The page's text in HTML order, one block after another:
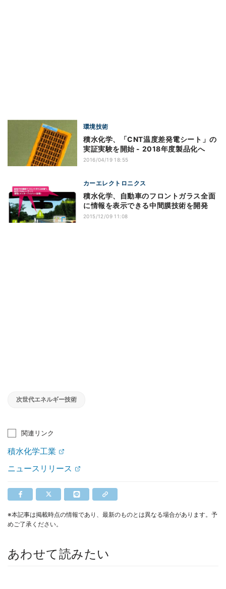
環境技術
積水化学、「CNT温度差発電シート」の
実証実験を開始 - 2018年度製品化へ
2016/04/19 18:55
カーエレクトロニクス
積水化学、自動車のフロントガラス全面
に情報を表示できる中間膜技術を開発
2015/12/09 11:08
次世代エネルギー技術
関連リンク
積水化学工業
ニュースリリース
※本記事は掲載時点の情報であり、最新のものとは異なる場合があります。予
めご了承ください。
あわせて読みたい